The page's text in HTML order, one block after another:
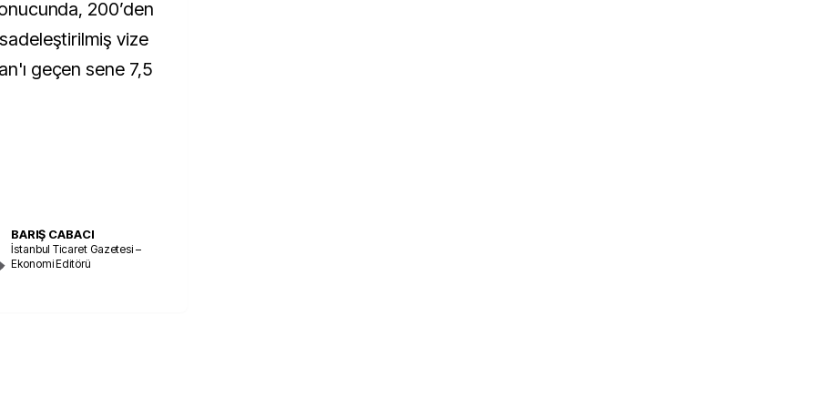
200’den
vize
geçen sene 7,5
BARIŞ CABACI
İstanbul Ticaret Gazetesi –
Ekonomi Editörü